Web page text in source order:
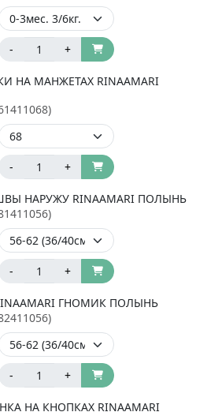
- +
НА МАНЖЕТАХ RINAAMARI
)
- +
НАРУЖУ RINAAMARI ПОЛЫНЬ
)
- +
ГНОМИК ПОЛЫНЬ
)
- +
НА КНОПКАХ RINAAMARI